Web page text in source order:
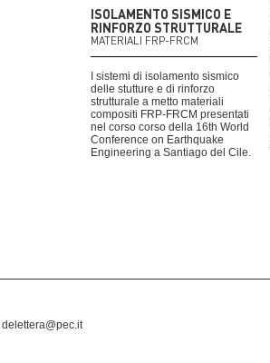
ISOLAMENTO SISMICO E
RINFORZO STRUTTURALE
MATERIALI FRP-FRCM
I sistemi di isolamento sismico
delle stutture e di rinforzo
strutturale a metto materiali
compositi FRP-FRCM presentati
nel corso corso della 16th World
Conference on Earthquake
Engineering a Santiago del Cile.
delettera@pec.it